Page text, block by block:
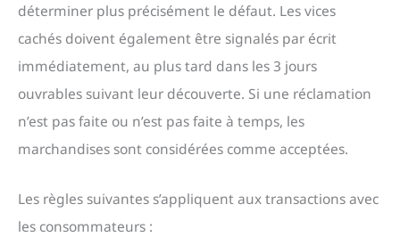
déterminer plus précisément le défaut. Les vices
cachés doivent également être signalés par écrit
immédiatement, au plus tard dans les 3 jours
ouvrables suivant leur découverte. Si une réclamation
n’est pas faite ou n’est pas faite à temps, les
marchandises sont considérées comme acceptées.
Les règles suivantes s’appliquent aux transactions avec
les consommateurs :